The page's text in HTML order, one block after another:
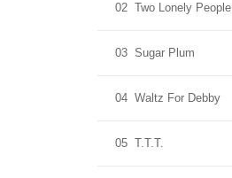
02 Two Lonely People
03 Sugar Plum
04 Waltz For Debby
05 T.T.T.